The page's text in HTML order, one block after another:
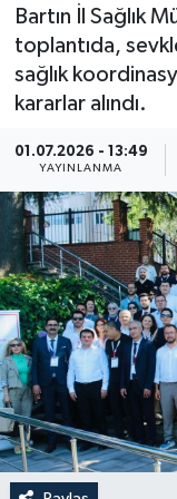
Bartın İl Sağlık
toplantıda,
sağlık
kararlar alındı.
01.07.2026 - 13:49
YAYINLANMA
Medya
Sağlık
Sinema
Sivil Toplum
Siyaset
Spor
Tarım
Turizm
Yaşam